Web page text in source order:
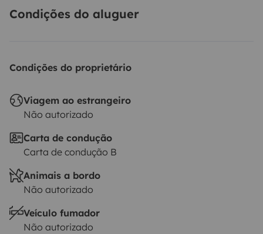
Condições do aluguer
Condições do proprietário
Viagem ao estrangeiro
Não autorizado
Carta de condução
Carta de condução B
Animais a bordo
Não autorizado
Veículo fumador
Não autorizado